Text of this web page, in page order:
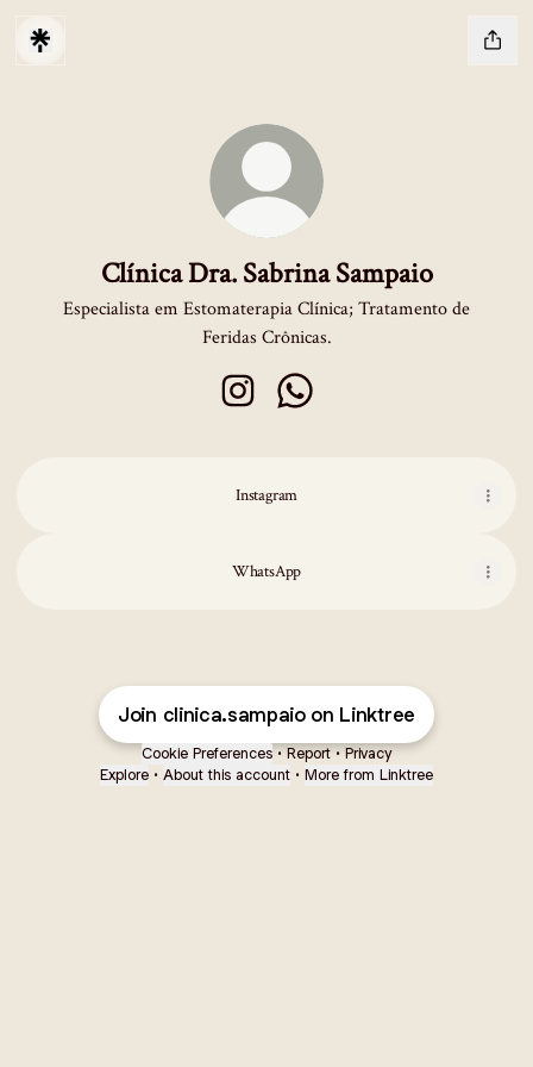
Clínica Dra. Sabrina Sampaio
Especialista em Estomaterapia Clínica; Tratamento de
Feridas Crônicas.
Instagram
WhatsApp
Join clinica.sampaio on Linktree
Cookie Preferences • Report • Privacy
Explore • About this account • More from Linktree